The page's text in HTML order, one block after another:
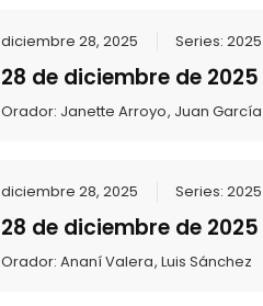
diciembre 28, 2025 Series:
28 de diciembre de
Orador: Janette Arroyo, Juan García
diciembre 28, 2025 Series:
28 de diciembre de
Orador:Ananí Valera,Luis Sánchez